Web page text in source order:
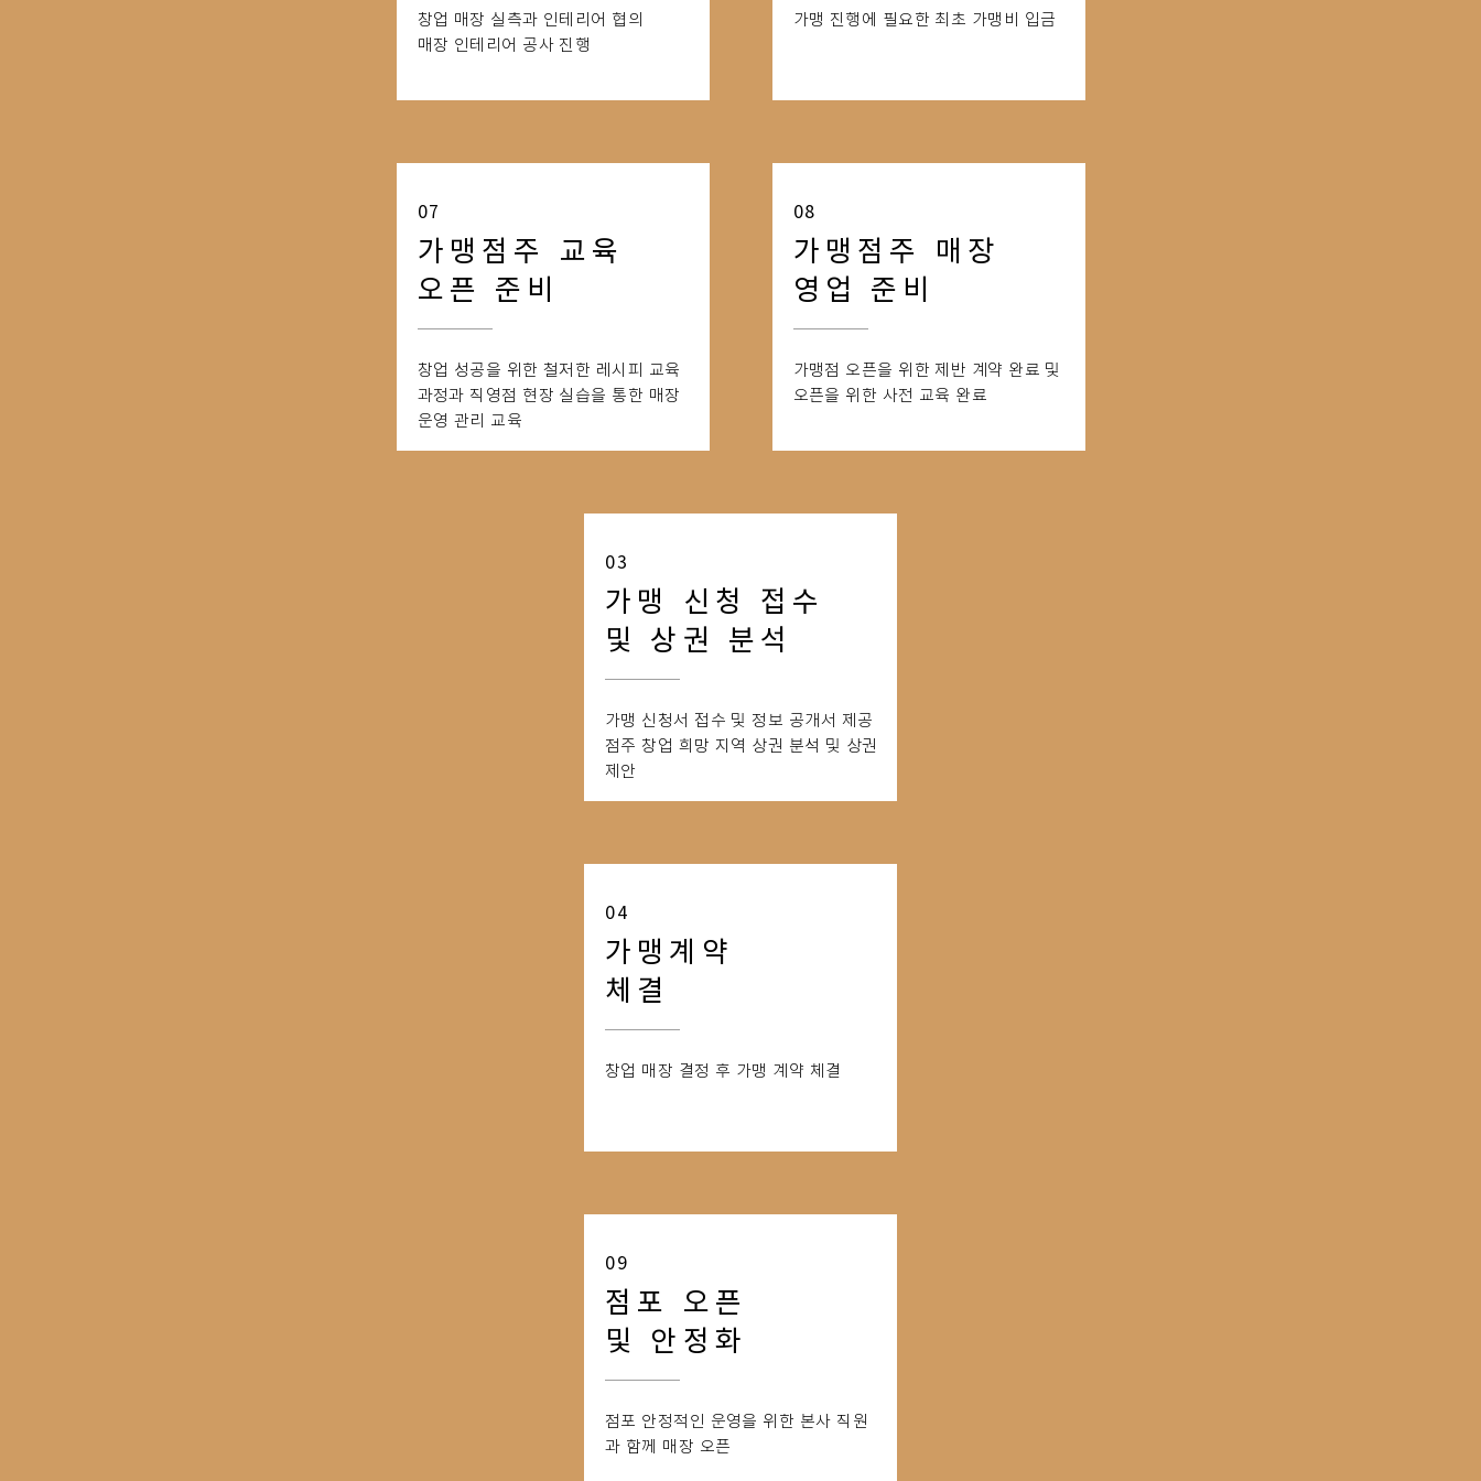
창업 매장 실측과 인테리어 협의
매장 인테리어 공사 진행​
07
가맹점주 교육
오픈 준비
창업 성공을 위한 철저한 레시피 교육
과정과 ​ 직영점 현장 실습을 통한 매장
운영 관리 교육
가맹 진행에 필요한 최초 가맹비 입금
08
가맹점주 매장
영업 준비
가맹점 오픈을 위한 제반 계약 완료 및
오픈을 위한 사전 교육 완료
03
가맹 신청 접수
및 상권 분석
가맹 신청서 접수 및 정보 공개서 제공
점주 창업 희망 지역 상권 분석 및 상권
제안
04
가맹계약
체결
창업 매장 결정 후 가맹 계약 체결
09
점포 오픈
및 안정화
점포 안정적인 운영을 위한 본사 직원
과 함께
​ 매장 오픈